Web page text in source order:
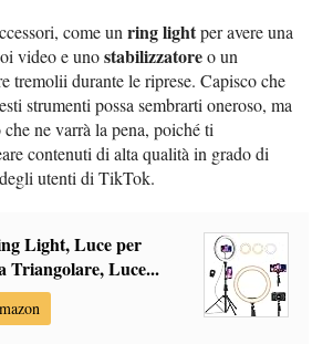
come unring lightper avere una
video e unostabilizzatoreo un
tremolii durante le riprese. Capisco che
strumenti possa sembrarti oneroso, ma
ne varrà la pena, poiché ti
contenuti di alta qualità in grado di
utenti di TikTok.
Light, Luce per
Triangolare, Luce...